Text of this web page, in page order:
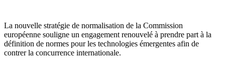
La nouvelle stratégie de normalisation de la Commission
européenne souligne un engagement renouvelé à prendre part à la
définition de normes pour les technologies émergentes afin de
contrer la concurrence internationale.